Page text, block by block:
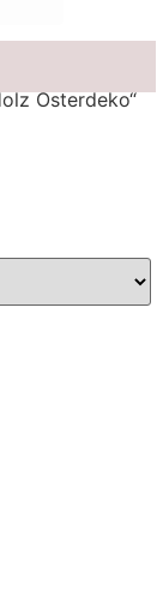
Osterdeko“